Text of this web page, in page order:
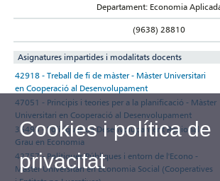
Departament: Economia
(9638) 28810
Asignatures impartides i modalitats docents
42918 - Treball de fi de màster - Màster Universitari
en Cooperació al Desenvolupament
47051 - Principis i teories per a la planificació - Màster
Universitari en Cooperació al Desenvolupament
36493 - Polítiques de Desenvolupament Regional i -
Grau en Economia
42757 - Polítiques Públiques i entorn de l'Econo -
Màster Universitari en Economia Social (Cooperatives
Cookies i política de
privacitat